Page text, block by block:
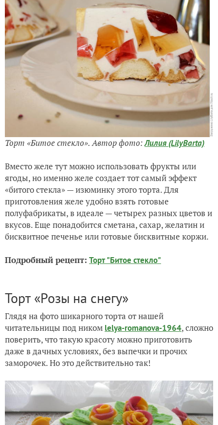
Торт «Битое стекло». Автор фото:Лилия (LilyBarta)
Вместо желе тут можно использовать фрукты или
ягоды, но именно желе создает тот самый эффект
«битого стекла» — изюминку этого торта. Для
приготовления желе удобно взять готовые
полуфабрикаты, в идеале — четырех разных цветов и
вкусов. Еще понадобится сметана, сахар, желатин и
бисквитное печенье или готовые бисквитные коржи.
Подробный рецепт: Торт "Битое стекло"
Торт «Розы на снегу»
Глядя на фото шикарного торта от нашей
читательницы под ником lelya-romanova-1964, сложно
поверить, что такую красоту можно приготовить
даже в дачных условиях, без выпечки и прочих
заморочек. Но это действительно так!